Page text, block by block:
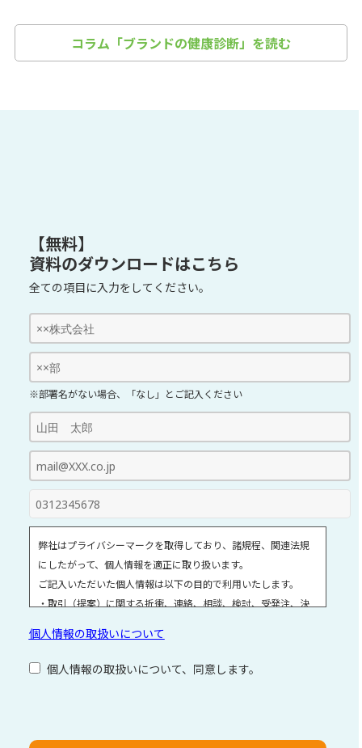
コラム「ブランドの健康診断」を読む
【無料】
資料のダウンロードはこちら
全ての項目に入力をしてください。
※部署名がない場合、「なし」とご記入ください
弊社はプライバシーマークを取得しており、諸規程、関連法規
にしたがって、個人情報を適正に取り扱います。
ご記入いただいた個人情報は以下の目的で利用いたします。
・取引（提案）に関する折衝、連絡、相談、検討、受発注、決
・取引（提案）に基づく役務等の授受
・当社サービス等に関する情報の提供、収集および伝達
個人情報の取扱いについて
個人情報の取扱いについて、同意します。
フ